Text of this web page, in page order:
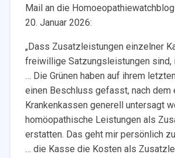
Mail an die
20. Januar 2026:
„Dass Zusatzleistungen einzelner
freiwillige Satzungsleistungen sind,
… Die Grünen haben auf ihrem
einen Beschluss gefasst, nach dem
Krankenkassen generell untersagt
homöopathische Leistungen als
erstatten. Das geht mir persönlich
… die Kasse die Kosten als